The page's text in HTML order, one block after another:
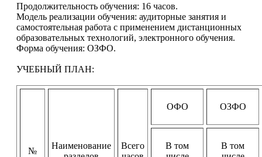
Продолжительность обучения: 16 часов.
Модель реализации обучения: аудиторные занятия и
самостоятельная работа с применением дистанционных
образовательных технологий, электронного обучения.
Форма обучения: ОЗФО.
УЧЕБНЫЙ ПЛАН:
№
Наименование
Всего
ОФО ОЗФО
В том
В том